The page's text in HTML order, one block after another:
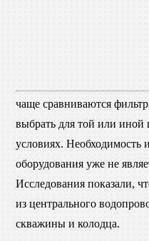
чаще сравниваются
выбрать для той или
условиях. Необходимость
оборудования уже не
Исследования показали,
из центрального
скважины и колодца.